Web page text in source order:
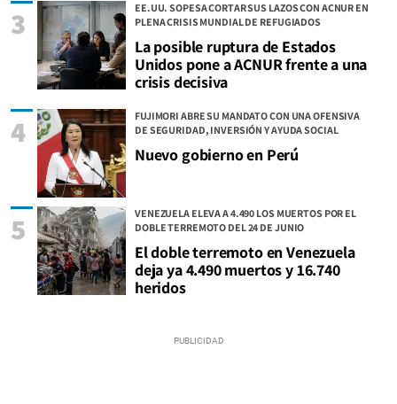
EE.UU. SOPESA CORTAR SUS LAZOS CON ACNUR EN
PLENA CRISIS MUNDIAL DE REFUGIADOS
La posible ruptura de Estados
Unidos pone a ACNUR frente a una
crisis decisiva
3
FUJIMORI ABRE SU MANDATO CON UNA OFENSIVA
DE SEGURIDAD, INVERSIÓN Y AYUDA SOCIAL
Nuevo gobierno en Perú
4
VENEZUELA ELEVA A 4.490 LOS MUERTOS POR EL
DOBLE TERREMOTO DEL 24 DE JUNIO
El doble terremoto en Venezuela
deja ya 4.490 muertos y 16.740
heridos
5